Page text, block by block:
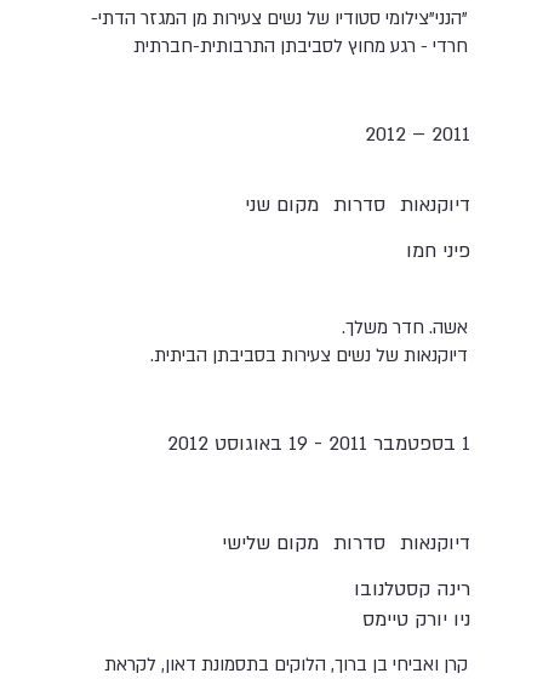
"הנני" צילומי סטודיו של נשים צעירות מן המגזר הדתי-
חרדי - רגע מחוץ לסביבתן התרבותית-חברתית
2011 – 2012
מקום שני סדרות דיוקנאות
פיני חמו
אשה. חדר משלך.
דיוקנאות של נשים צעירות בסביבתן הביתית.
1 בספטמבר 2011 - 19 באוגוסט 2012
מקום שלישי סדרות דיוקנאות
רינה קסטלנובו
ניו יורק טיימס
קרן ואביחי בן ברוך, הלוקים בתסמונת דאון, לקראת